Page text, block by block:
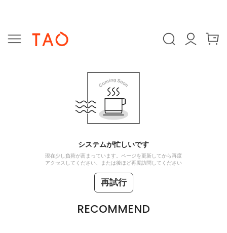
システムが忙しいです
現在少し負荷が高まっています。ページを更新してから再度
アクセスしてください、または後ほど再度訪問してください
再試行
RECOMMEND